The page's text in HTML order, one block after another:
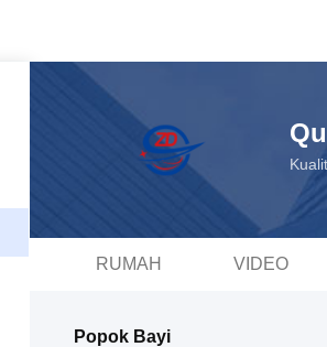
RUMAH VIDEO
Popok Bayi